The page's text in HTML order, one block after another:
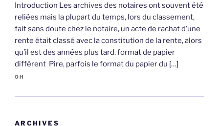
Introduction Les archives des notaires ont souvent été
reliées mais la plupart du temps, lors du classement,
fait sans doute chez le notaire, un acte de rachat d’une
rente était classé avec la constitution de la rente, alors
qu’il est des années plus tard. format de papier
différent Pire, parfois le format du papier du […]
OH
ARCHIVES